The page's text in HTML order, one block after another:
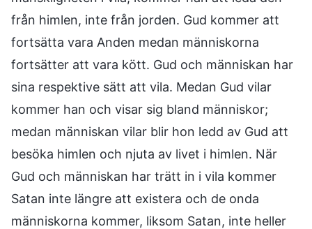
från himlen, inte från jorden. Gud kommer att
fortsätta vara Anden medan människorna
fortsätter att vara kött. Gud och människan har
sina respektive sätt att vila. Medan Gud vilar
kommer han och visar sig bland människor;
medan människan vilar blir hon ledd av Gud att
besöka himlen och njuta av livet i himlen. När
Gud och människan har trätt in i vila kommer
Satan inte längre att existera och de onda
människorna kommer, liksom Satan, inte heller